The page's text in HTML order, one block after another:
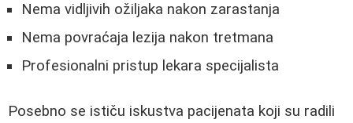
Nema vidljivih ožiljaka nakon zarastanja
Nema povraćaja lezija nakon tretmana
Profesionalni pristup lekara specijalista
Posebno se ističu iskustva pacijenata koji su radili